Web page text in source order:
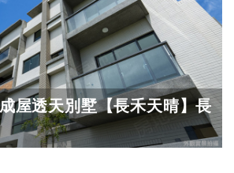
屋透天別墅【長禾天晴】長